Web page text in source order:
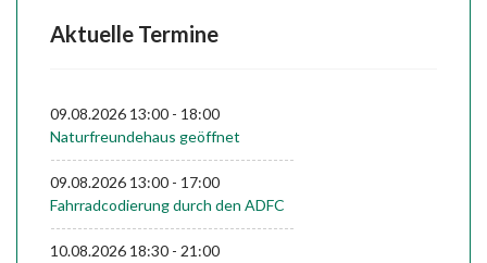
Aktuelle Termine
09.08.2026 13:00 - 18:00
Naturfreundehaus geöffnet
---------------------------------------------
09.08.2026 13:00 - 17:00
Fahrradcodierung durch den ADFC
---------------------------------------------
10.08.2026 18:30 - 21:00